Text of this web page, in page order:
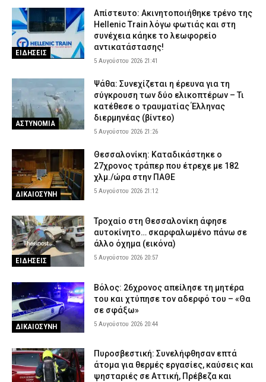
ΕΙΔΗΣΕΙΣ
Απίστευτο: Ακινητοποιήθηκε τρένο της
Hellenic Train λόγω φωτιάς και στη
συνέχεια κάηκε το λεωφορείο
αντικατάστασης!
5 Αυγούστου 2026 21:41
ΑΣΤΥΝΟΜΙΑ
Ψάθα: Συνεχίζεται η έρευνα για τη
σύγκρουση των δύο ελικοπτέρων – Τι
κατέθεσε ο τραυματίας Έλληνας
διερμηνέας (βίντεο)
5 Αυγούστου 2026 21:26
ΔΙΚΑΙΟΣΥΝΗ
Θεσσαλονίκη: Καταδικάστηκε ο
27χρονος τράπερ που έτρεχε με 182
χλμ./ώρα στην ΠΑΘΕ
5 Αυγούστου 2026 21:12
ΕΙΔΗΣΕΙΣ
Τροχαίο στη Θεσσαλονίκη άφησε
αυτοκίνητο… σκαρφαλωμένο πάνω σε
άλλο όχημα (εικόνα)
5 Αυγούστου 2026 20:57
ΔΙΚΑΙΟΣΥΝΗ
Βόλος: 26χρονος απείλησε τη μητέρα
του και χτύπησε τον αδερφό του – «Θα
σε σφάξω»
5 Αυγούστου 2026 20:44
Πυροσβεστική: Συνελήφθησαν επτά
άτομα για θερμές εργασίες, καύσεις και
ψησταριές σε Αττική, Πρέβεζα και